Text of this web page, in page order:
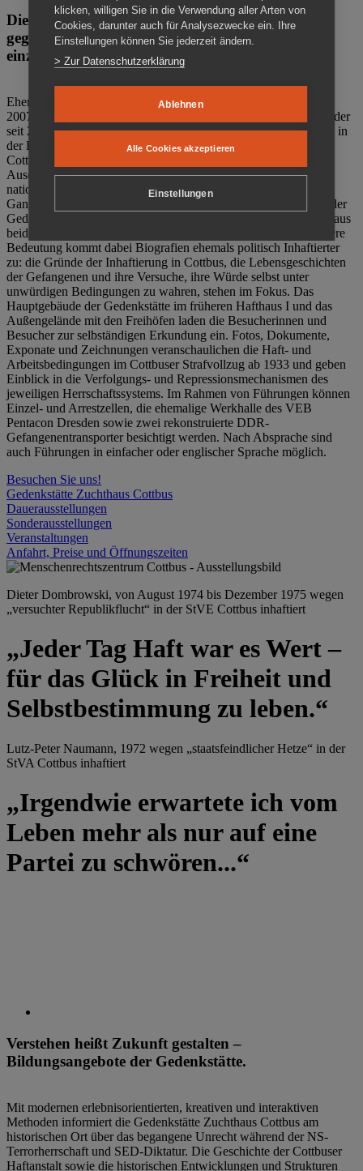
Die Gedenkstätte Zuchthaus Cottbus ist ein Ort
gegen das Vergessen. Anschaulich, nah und
einzigartig.
Ehemalige politische Häftlinge der DDR gründeten im Oktober
2007 den Verein Menschenrechtszentrum Cottbus e. V. (MRZ), der
seit 2011 Eigentümer des ehemaligen Gefängnisses (1860-2002) in
der Bautzener Straße und Träger der Gedenkstätte Zuchthaus
Cottbus ist. Im Zentrum der Arbeit der Gedenkstätte steht die
Auseinandersetzung mit politischem Unrecht während der
nationalsozialistischen Terrorherrschaft und der SED-Diktatur.
Ganzjährig zeigen mehrere Dauer- und Sonderausstellungen in der
Gedenkstätte Zuchthaus Cottbus Beispiele politischen Unrechts aus
beiden deutschen Diktaturen des 20. Jahrhunderts. Eine besondere
Bedeutung kommt dabei Biografien ehemals politisch Inhaftierter
zu: die Gründe der Inhaftierung in Cottbus, die Lebensgeschichten
der Gefangenen und ihre Versuche, ihre Würde selbst unter
unwürdigen Bedingungen zu wahren, stehen im Fokus. Das
Hauptgebäude der Gedenkstätte im früheren Hafthaus I und das
Außengelände mit den Freihöfen laden die Besucherinnen und
Besucher zur selbständigen Erkundung ein. Fotos, Dokumente,
Exponate und Zeichnungen veranschaulichen die Haft- und
Arbeitsbedingungen im Cottbuser Strafvollzug ab 1933 und geben
Einblick in die Verfolgungs- und Repressionsmechanismen des
jeweiligen Herrschaftssystems. Im Rahmen von Führungen können
Einzel- und Arrestzellen, die ehemalige Werkhalle des VEB
Pentacon Dresden sowie zwei rekonstruierte DDR-
Gefangenentransporter besichtigt werden. Nach Absprache sind
auch Führungen in einfacher oder englischer Sprache möglich.
Besuchen Sie uns!
Gedenkstätte Zuchthaus Cottbus
Dauerausstellungen
Sonderausstellungen
Veranstaltungen
Anfahrt, Preise und Öffnungszeiten
Dieter Dombrowski, von August 1974 bis Dezember 1975 wegen
„versuchter Republikflucht“ in der StVE Cottbus inhaftiert
„Jeder Tag Haft war es Wert –
für das Glück in Freiheit und
Selbstbestimmung zu leben.“
Lutz-Peter Naumann, 1972 wegen „staatsfeindlicher Hetze“ in der
StVA Cottbus inhaftiert
„Irgendwie erwartete ich vom
Leben mehr als nur auf eine
Partei zu schwören...“
Verstehen heißt Zukunft gestalten –
Bildungsangebote der Gedenkstätte.
Mit modernen erlebnisorientierten, kreativen und interaktiven
Methoden informiert die Gedenkstätte Zuchthaus Cottbus am
historischen Ort über das begangene Unrecht während der NS-
Terrorherrschaft und SED-Diktatur. Die Geschichte der Cottbuser
Haftanstalt sowie die historischen Entwicklungen und Strukturen
klicken, willigen Sie in die Verwendung aller Arten von
Cookies, darunter auch für Analysezwecke ein. Ihre
Einstellungen können Sie jederzeit ändern.
> Zur Datenschutzerklärung
Ablehnen
Alle Cookies akzeptieren
Einstellungen